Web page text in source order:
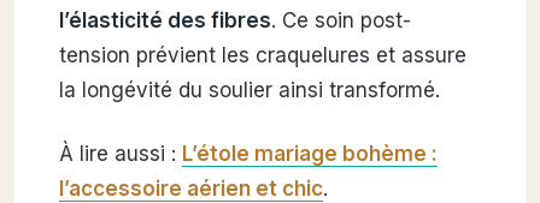
l’élasticité des fibres. Ce soin post-
tension prévient les craquelures et assure
la longévité du soulier ainsi transformé.
À lire aussi : L’étole mariage bohème :
l’accessoire aérien et chic.